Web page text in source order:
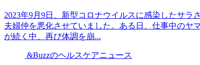
2023年9月9日、新型コロナウイルスに感染したサ
夫婦仲を悪化させていました。ある日、仕事中のヤ
が続く中、再び体調を崩...
&Buzzのヘルスケアニュース